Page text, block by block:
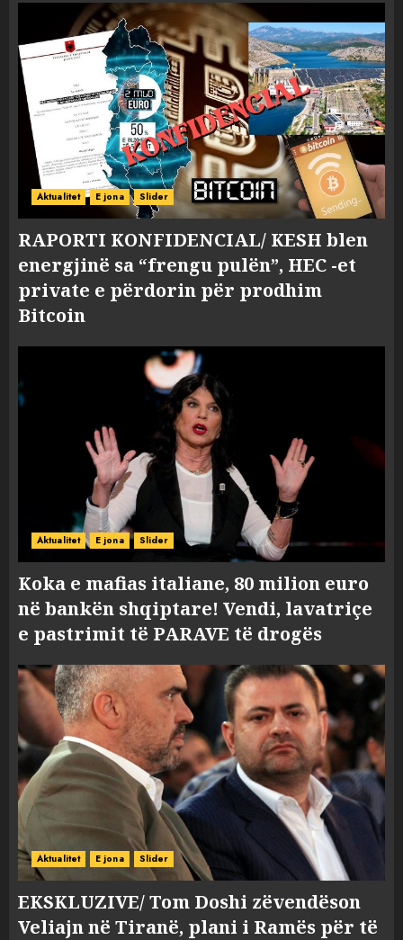
Aktualitet E jona Slider
RAPORTI KONFIDENCIAL/ KESH blen
energjinë sa “frengu pulën”, HEC -et
private e përdorin për prodhim
Bitcoin
Aktualitet E jona Slider
Koka e mafias italiane, 80 milion euro
në bankën shqiptare! Vendi, lavatriçe
e pastrimit të PARAVE të drogës
Aktualitet E jona Slider
EKSKLUZIVE/ Tom Doshi zëvendëson
Veliajn në Tiranë, plani i Ramës për të